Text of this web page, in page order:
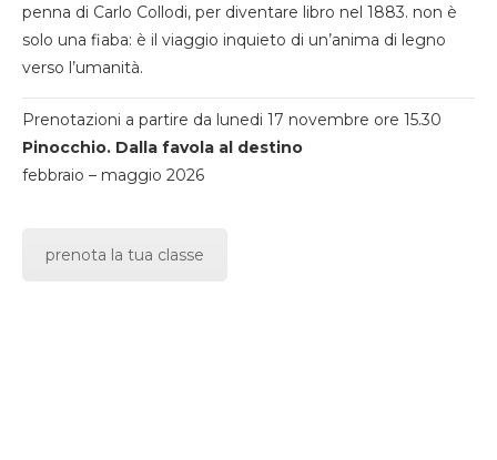
penna di Carlo Collodi, per diventare libro nel 1883. non è
solo una fiaba: è il viaggio inquieto di un’anima di legno
verso l’umanità.
Prenotazioni a partire da lunedi 17 novembre ore 15.30
Pinocchio. Dalla favola al destino
febbraio – maggio 2026
prenota la tua classe